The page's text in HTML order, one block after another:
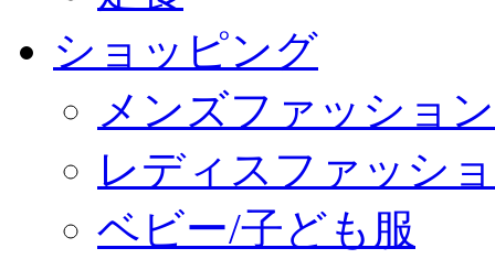
ショッピング
メンズファッション
レディスファッシ
ベビー/子ども服